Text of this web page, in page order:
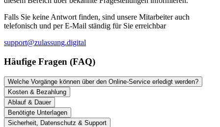
Falls Sie keine Antwort finden, sind unsere Mitarbeiter auch
telefonisch und per E-Mail ständig für Sie erreichbar
support@zulassung.digital
Häufige Fragen (FAQ)
Welche Vorgänge können über den Online-Service erledigt werden?
Kosten & Bezahlung
Ablauf & Dauer
Benötigte Unterlagen
Sicherheit, Datenschutz & Support